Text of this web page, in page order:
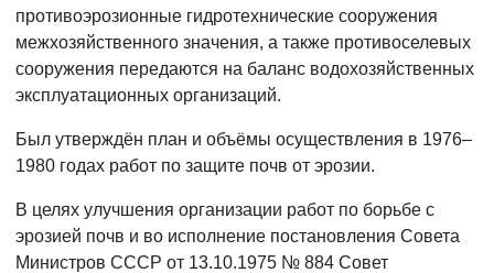
противоэрозионные гидротехнические сооружения
межхозяйственного значения, а также противоселевых
сооружения передаются на баланс водохозяйственных
эксплуатационных организаций.
Был утверждён план и объёмы осуществления в 1976–
1980 годах работ по защите почв от эрозии.
В целях улучшения организации работ по борьбе с
эрозией почв и во исполнение постановления Совета
Министров СССР от 13.10.1975 № 884 Совет